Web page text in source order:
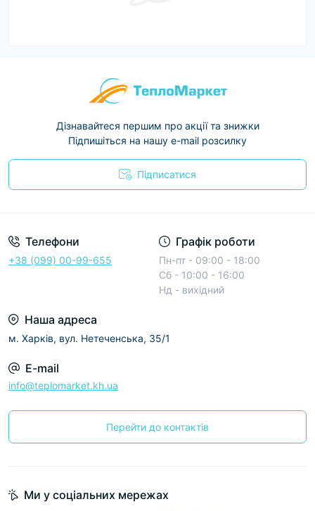
Дізнавайтеся першим про акції та знижки
Підпишіться на нашу e-mail розсилку
Підписатися
Телефони
+38 (099) 00-99-655
Графік роботи
Пн-пт - 09:00 - 18:00
Сб - 10:00 - 16:00
Нд - вихідний
Наша адреса
м. Харків, вул. Нетеченська, 35/1
E-mail
info@teplomarket.kh.ua
Перейти до контактів
Ми у соціальних мережах